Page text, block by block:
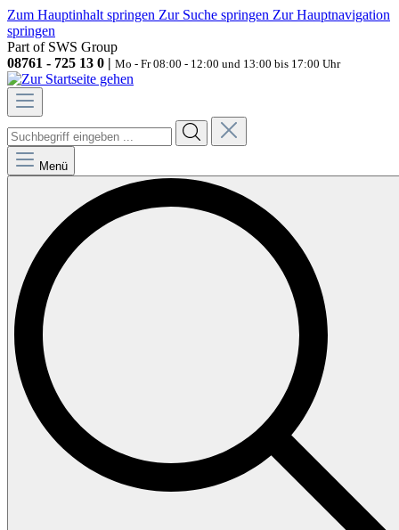
Zum Hauptinhalt springen Zur Suche springen Zur Hauptnavigation
springen
Part of SWS Group
08761 - 725 13 0 | Mo - Fr 08:00 - 12:00 und 13:00 bis 17:00 Uhr
Menü